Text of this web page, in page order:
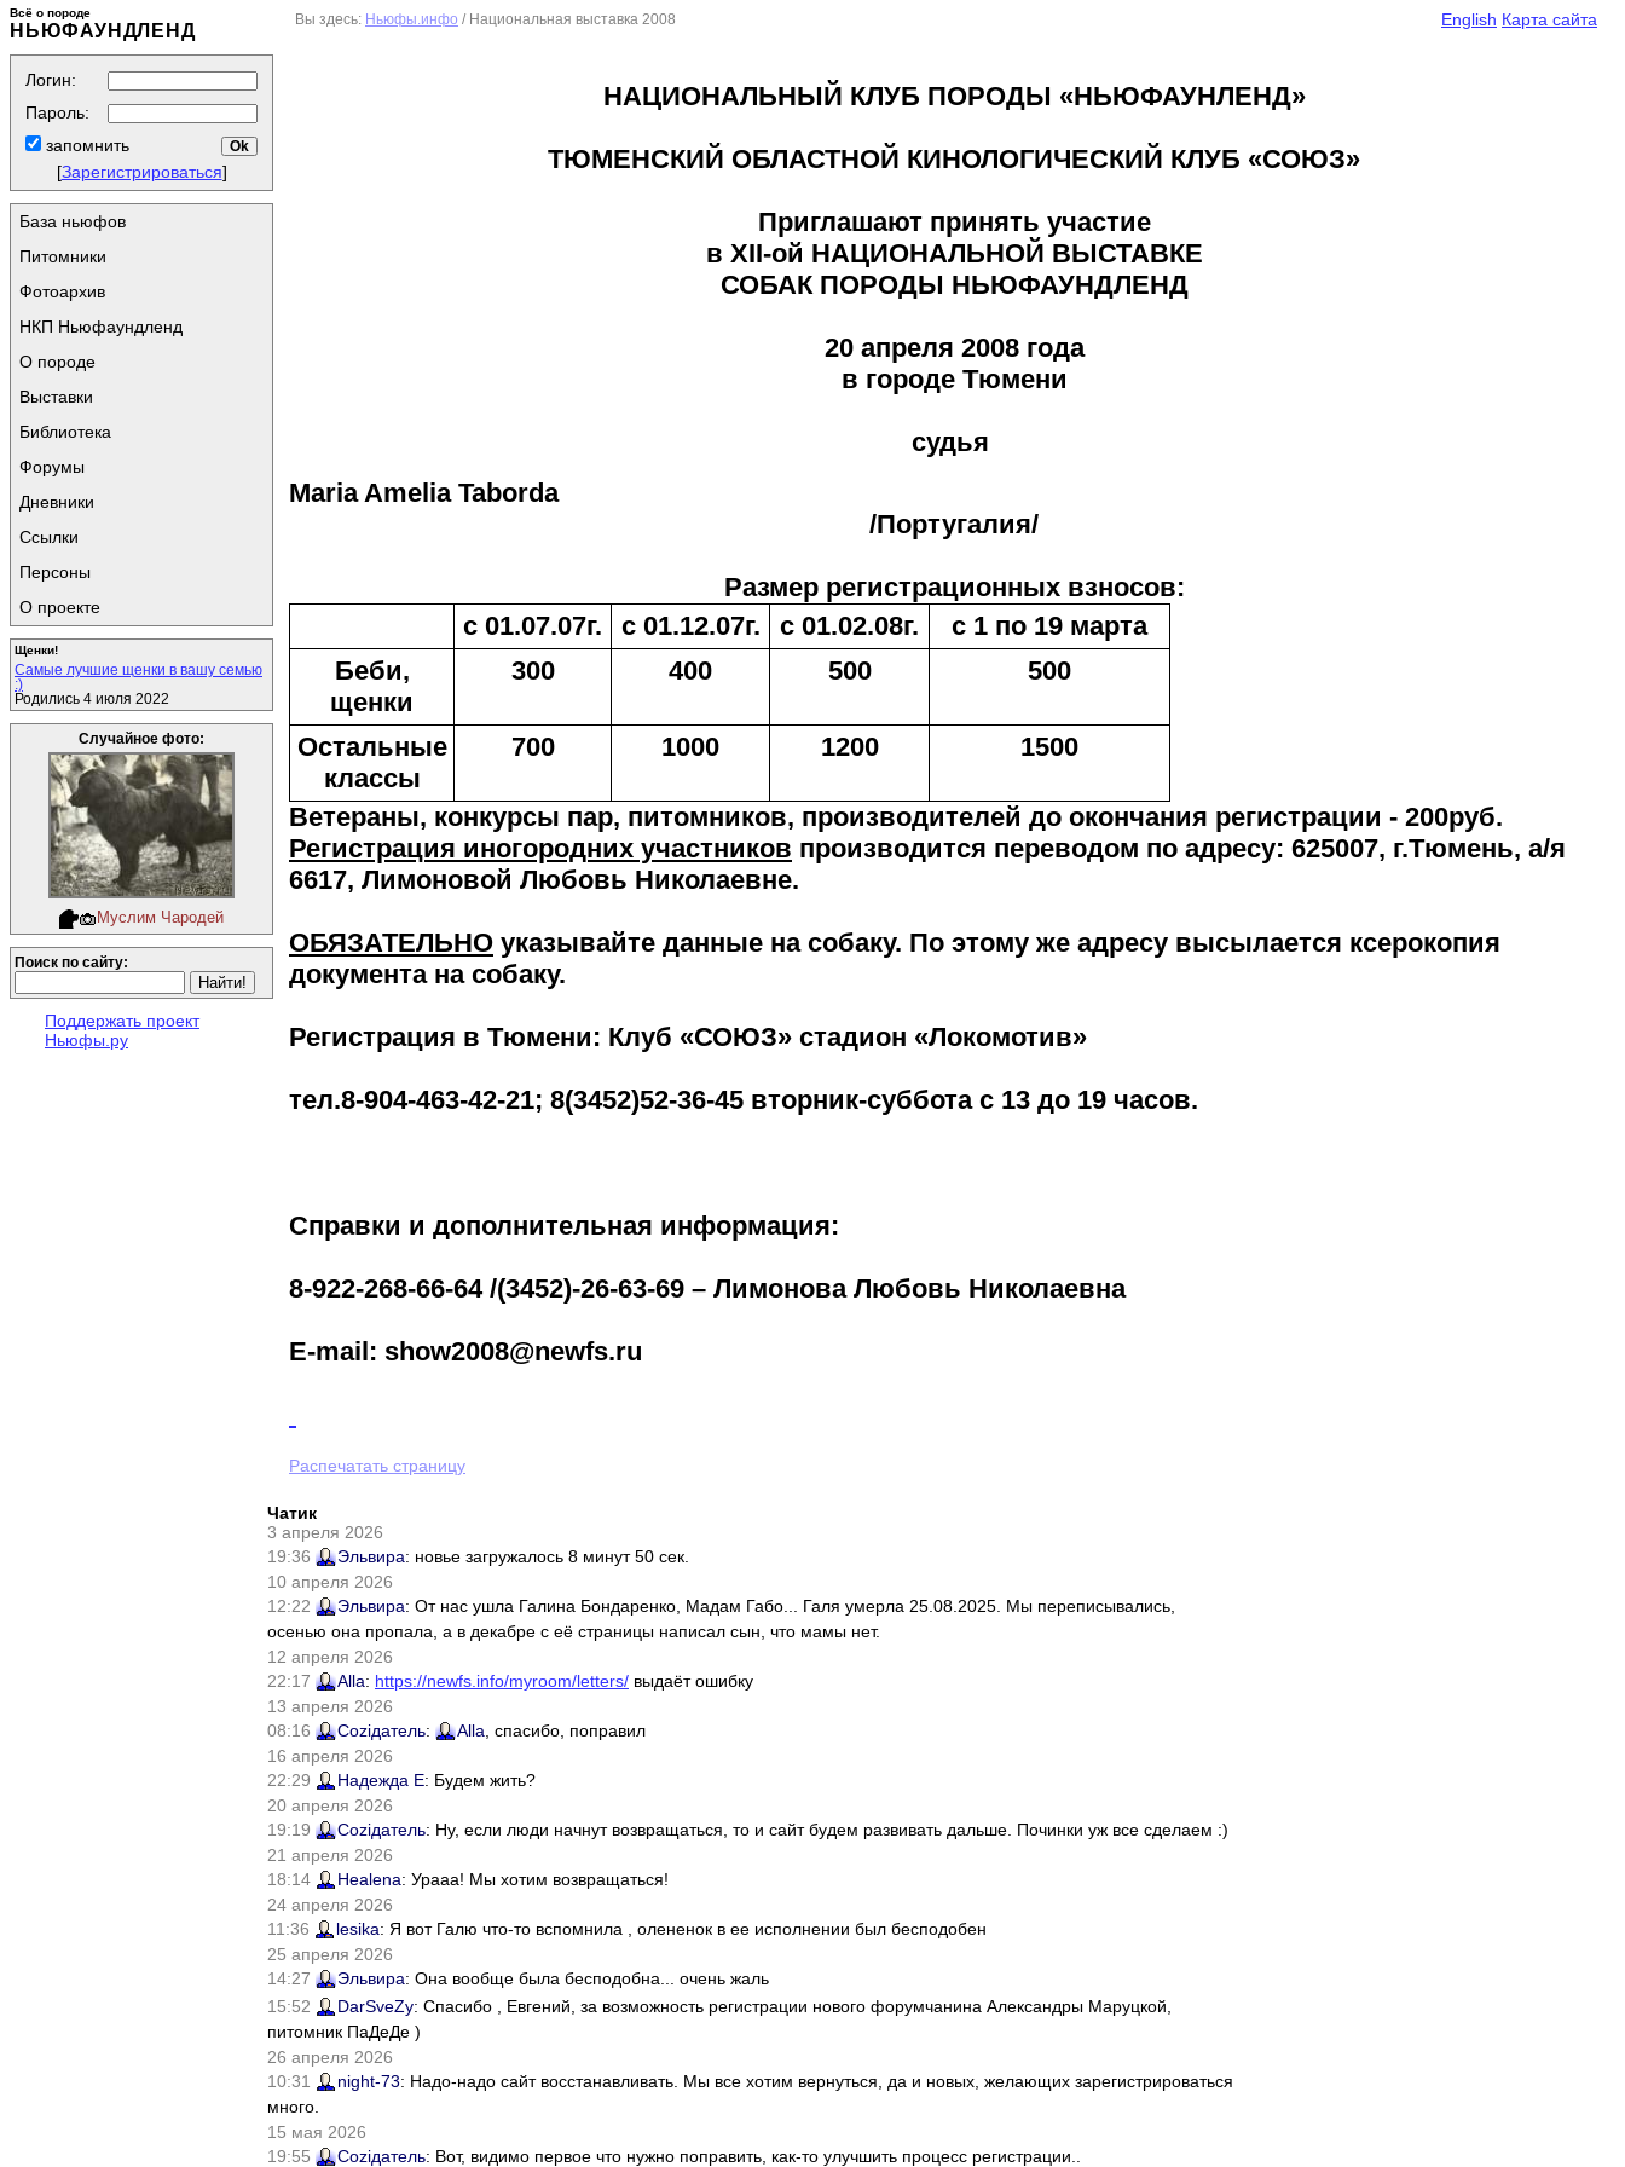
Всё о породе
НЬЮФАУНДЛЕНД
Логин:
Пароль:
запомнить
[Зарегистрироваться]
База ньюфов
Питомники
Фотоархив
НКП Ньюфаундленд
О породе
Выставки
Библиотека
Форумы
Дневники
Ссылки
Персоны
О проекте
Щенки!
Самые лучшие щенки в вашу семью
:)
Родились 4 июля 2022
Случайное фото:
Муслим Чародей
Поиск по сайту:
Поддержать проект
Ньюфы.ру
English Карта сайта
Вы здесь: Ньюфы.инфо / Национальная выставка 2008
НАЦИОНАЛЬНЫЙ КЛУБ ПОРОДЫ «НЬЮФАУНЛЕНД»
ТЮМЕНСКИЙ ОБЛАСТНОЙ КИНОЛОГИЧЕСКИЙ КЛУБ «СОЮЗ»
Приглашают принять участие
в XII-ой НАЦИОНАЛЬНОЙ ВЫСТАВКЕ
СОБАК ПОРОДЫ НЬЮФАУНДЛЕНД
20 апреля 2008 года
в городе Тюмени
судья
Maria Amelia Taborda
/Португалия/
Размер регистрационных взносов:
с 01.07.07г.
с 01.12.07г. с 01.02.08г.
с 1 по 19 марта
Беби,
щенки
300 400 500 500
Остальные
классы
700 1000 1200 1500
Ветераны, конкурсы пар, питомников, производителей до окончания регистрации - 200руб.
Регистрация иногородних участников производится переводом по адресу: 625007, г.Тюмень, а/я
6617, Лимоновой Любовь Николаевне.
ОБЯЗАТЕЛЬНО указывайте данные на собаку. По этому же адресу высылается ксерокопия
документа на собаку.
Регистрация в Тюмени: Клуб «СОЮЗ» стадион «Локомотив»
тел.8-904-463-42-21; 8(3452)52-36-45 вторник-суббота с 13 до 19 часов.
Справки и дополнительная информация:
8-922-268-66-64 /(3452)-26-63-69 – Лимонова Любовь Николаевна
E-mail: show2008@newfs.ru
Распечатать страницу
Чатик
3 апреля 2026
19:36
Эльвира: новье загружалось 8 минут 50 сек.
10 апреля 2026
12:22
Эльвира: От нас ушла Галина Бондаренко, Мадам Габо... Галя умерла 25.08.2025. Мы переписывались,
осенью она пропала, а в декабре с её страницы написал сын, что мамы нет.
12 апреля 2026
22:17
Alla: https://newfs.info/myroom/letters/ выдаёт ошибку
13 апреля 2026
08:16
Соziдатель: Alla , спасибо, поправил
16 апреля 2026
22:29
Надежда Е: Будем жить?
20 апреля 2026
19:19
Соziдатель: Ну, если люди начнут возвращаться, то и сайт будем развивать дальше. Починки уж все сделаем :)
21 апреля 2026
18:14
Healena: Урааа! Мы хотим возвращаться!
24 апреля 2026
11:36
lesika: Я вот Галю что-то вспомнила , олененок в ее исполнении был бесподобен
25 апреля 2026
14:27
Эльвира: Она вообще была бесподобна... очень жаль
15:52
DarSveZy: Спасибо , Евгений, за возможность регистрации нового форумчанина Александры Маруцкой,
питомник ПаДеДе )
26 апреля 2026
10:31
night-73: Надо-надо сайт восстанавливать. Мы все хотим вернуться, да и новых, желающих зарегистрироваться
много.
15 мая 2026
19:55
Соziдатель: Вот, видимо первое что нужно поправить, как-то улучшить процесс регистрации..